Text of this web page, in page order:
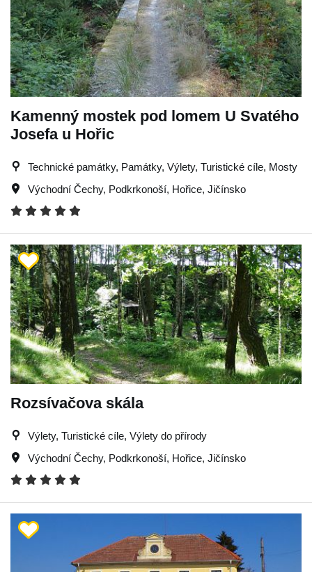
Kamenný mostek pod lomem U Svatého
Josefa u Hořic
Technické památky, Památky, Výlety, Turistické cíle, Mosty
Východní Čechy, Podkrkonoší, Hořice, Jičínsko
Rozsívačova skála
Výlety, Turistické cíle, Výlety do přírody
Východní Čechy, Podkrkonoší, Hořice, Jičínsko